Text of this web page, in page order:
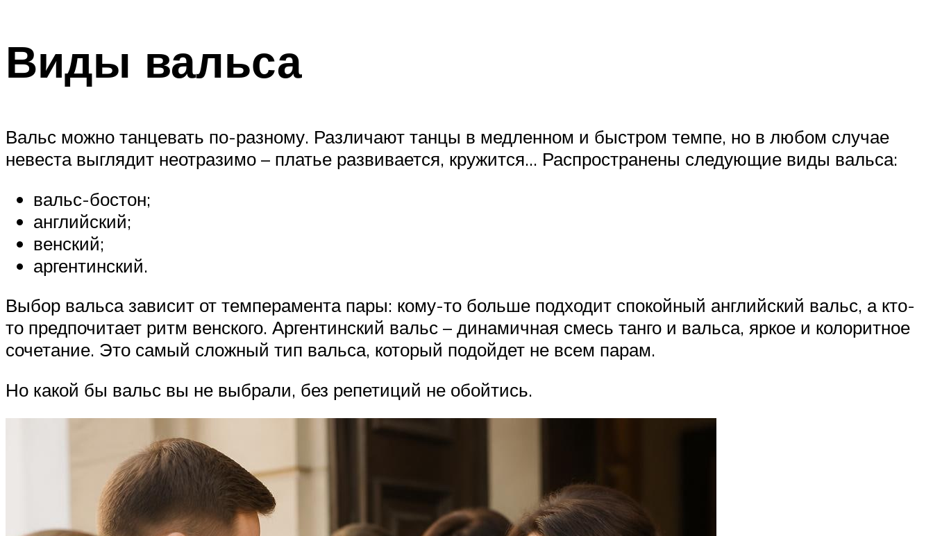
Виды вальса
Вальс можно танцевать по-разному. Различают танцы в медленном и быстром темпе, но в любом случае
невеста выглядит неотразимо – платье развивается, кружится… Распространены следующие виды вальса:
вальс-бостон;
английский;
венский;
аргентинский.
Выбор вальса зависит от темперамента пары: кому-то больше подходит спокойный английский вальс, а кто-
то предпочитает ритм венского. Аргентинский вальс – динамичная смесь танго и вальса, яркое и колоритное
сочетание. Это самый сложный тип вальса, который подойдет не всем парам.
Но какой бы вальс вы не выбрали, без репетиций не обойтись.